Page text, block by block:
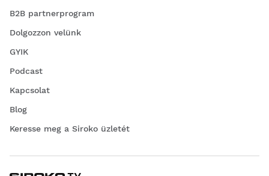
B2B partnerprogram
Dolgozzon velünk
GYIK
Podcast
Kapcsolat
Blog
Keresse meg a Siroko üzletét